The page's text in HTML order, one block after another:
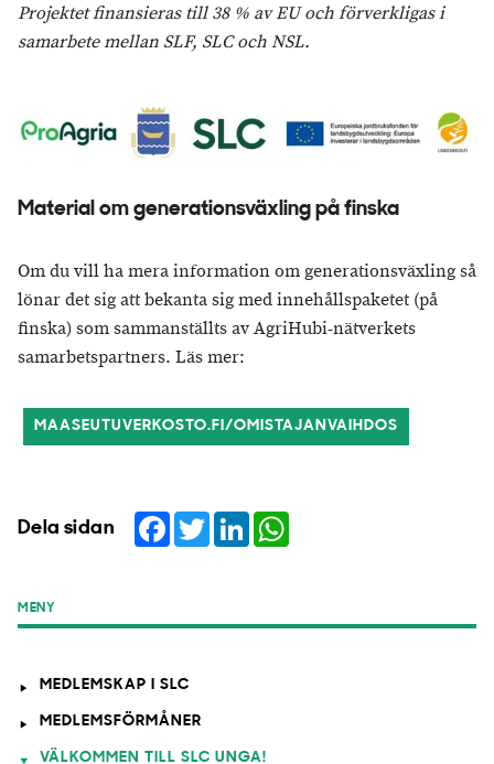
Projektet finansieras till 38 % av EU och förverkligas i
samarbete mellan SLF, SLC och NSL.
Material om generationsväxling på finska
Om du vill ha mera information om generationsväxling så
lönar det sig att bekanta sig med innehållspaketet (på
finska) som sammanställts av AgriHubi-nätverkets
samarbetspartners. Läs mer:
MAASEUTUVERKOSTO.FI/OMISTAJANVAIHDOS
Dela sidan Facebook
TwitterLinkedIn
MENY
MEDLEMSKAP I SLC
MEDLEMSFÖRMÅNER
VÄLKOMMEN TILL SLC UNGA!